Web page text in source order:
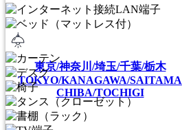
東京/神奈川/埼玉/千葉/栃木
TOKYO/KANAGAWA/SAITAMA
CHIBA/TOCHIGI